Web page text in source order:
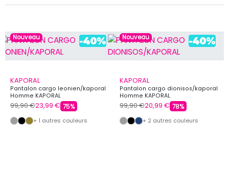
Nouveau
KAPORAL
Pantalon cargo leonien/kaporal
Homme KAPORAL
99,90 €23,99 € 75%
+ 1 autres couleurs
Nouveau
KAPORAL
Pantalon cargo dionisos/kaporal
Homme KAPORAL
99,90 €20,99 € 78%
+ 2 autres couleurs